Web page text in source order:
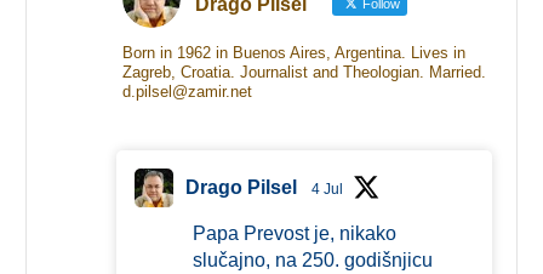
Follow
Born in 1962 in Buenos Aires, Argentina. Lives in
Zagreb, Croatia. Journalist and Theologian. Married.
d.pilsel@zamir.net
Drago Pilsel 4 Jul
Papa Prevost je, nikako
slučajno, na 250. godišnjicu